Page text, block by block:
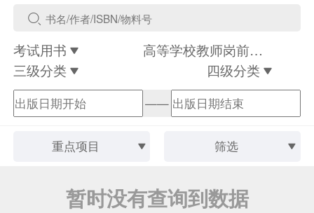
考试用书
高等学校教师岗前教育
三级分类
四级分类
——
重点项目 筛选
暂时没有查询到数据